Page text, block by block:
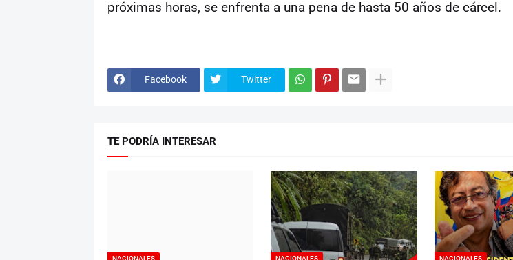
próximas horas, se enfrenta a una pena de hasta 50 años de cárcel.
Facebook Twitter
TE PODRÍA INTERESAR
NACIONALES NACIONALES NACIONALES